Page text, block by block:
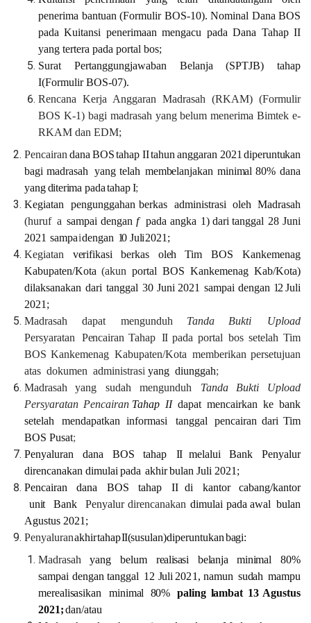
penerima bantuan (Formulir BOS-10). Nominal Dana BOS
pada Kuitansi penerimaan mengacu pada Dana Tahap II
yang tertera pada portal bos;
Surat Pertanggungjawaban Belanja (SPTJB) tahap
I(Formulir BOS-07).
Rencana Kerja Anggaran Madrasah (RKAM) (Formulir
BOS K-1) bagi madrasah yang belum menerima Bimtek e-
RKAM dan EDM;
Pencairan dana BOS tahap IItahun anggaran 2021 diperuntukan
bagi madrasah yang telah membelanjakan minimal 80% dana
yangditerima padatahap I;
Kegiatan
pengunggahan berkas administrasi oleh Madrasah
(huruf a sampai dengan f pada angka 1) dari tanggal 28 Juni
2021 sampaidengan 10 Juli2021 ;
Kegiatan verifikasi berkas oleh Tim BOS
Kankemenag
Kabupaten/Kota (akun portal BOS Kankemenag Kab/Kota)
dilaksanakan dari tanggal 30 Juni 2021 sampai dengan 12 Juli
2021 ;
Madrasah
dapat mengunduh Tanda Bukti
Upload
Persyaratan
Pencairan Tahap II pada portal bos setelah Tim
BOS Kankemenag Kabupaten/Kota memberikan persetujuan
atas dokumen administrasi yang diunggah;
Madrasah
yang sudah mengunduh Tanda Bukti
Upload
Persyaratan Pencairan Tahap II dapat mencairkan ke bank
setelah
mendapatkan informasi tanggal pencairan dari Tim
BOS Pusat;
Penyaluran
dana BOS tahap II melalui Bank
Penyalur
direncanakan dimulai pada akhirbulan Juli 2021;
Pencairan
dana BOS tahap II di kantor
cabang/kantor
unit
Bank Penyalurdirencanakan dimulai pada awal bulan
Agustus 2021;
PenyaluranakhirtahapII(susulan)diperuntukanbagi:
Madrasah
yang belum realisasi belanja minimal
80%
sampai dengan tanggal 12 Juli 2021 , namun sudah mampu
merealisasikan
minimal 80% paling lambat 13 Agustus
2021; dan/atau